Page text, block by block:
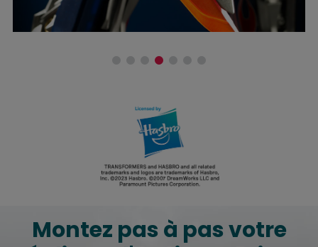
Montez pas à pas votre